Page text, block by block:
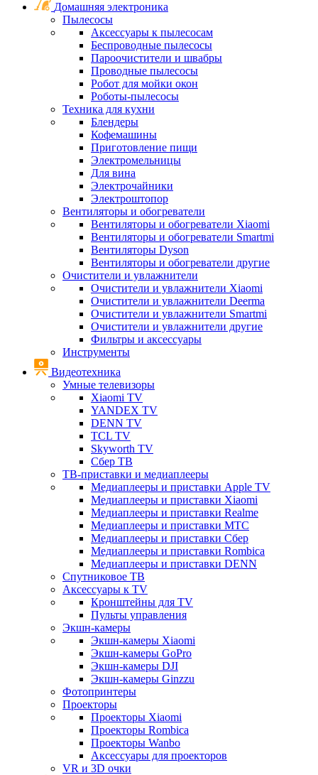
Домашняя электроника
Пылесосы
Аксессуары к пылесосам
Беспроводные пылесосы
Пароочистители и швабры
Проводные пылесосы
Робот для мойки окон
Роботы-пылесосы
Техника для кухни
Блендеры
Кофемашины
Приготовление пищи
Электромельницы
Для вина
Электрочайники
Электроштопор
Вентиляторы и обогреватели
Вентиляторы и обогреватели Xiaomi
Вентиляторы и обогреватели Smartmi
Вентиляторы Dyson
Вентиляторы и обогреватели другие
Очистители и увлажнители
Очистители и увлажнители Xiaomi
Очистители и увлажнители Deerma
Очистители и увлажнители Smartmi
Очистители и увлажнители другие
Фильтры и аксессуары
Инструменты
Видеотехника
Умные телевизоры
Xiaomi TV
YANDEX TV
DENN TV
TCL TV
Skyworth TV
Сбер ТВ
ТВ-приставки и медиаплееры
Медиаплееры и приставки Apple TV
Медиаплееры и приставки Xiaomi
Медиаплееры и приставки Realme
Медиаплееры и приставки МТС
Медиаплееры и приставки Сбер
Медиаплееры и приставки Rombica
Медиаплееры и приставки DENN
Спутниковое ТВ
Аксессуары к TV
Кронштейны для TV
Пульты управления
Экшн-камеры
Экшн-камеры Xiaomi
Экшн-камеры GoPro
Экшн-камеры DJI
Экшн-камеры Ginzzu
Фотопринтеры
Проекторы
Проекторы Xiaomi
Проекторы Rombica
Проекторы Wanbo
Аксессуары для проекторов
VR и 3D очки